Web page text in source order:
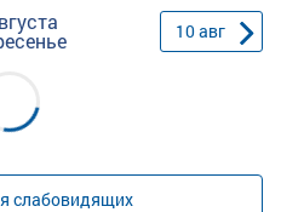
10авг
слабовидящих